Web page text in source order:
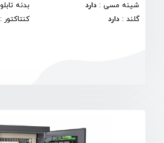
شینه مسی : دارد بدنه تابلو
گلند : دارد کنتاکتور :